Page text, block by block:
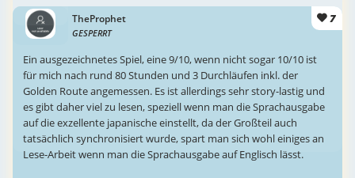
TheProphet
GESPERRT
7
Ein ausgezeichnetes Spiel, eine 9/10, wenn nicht sogar 10/10 ist
für mich nach rund 80 Stunden und 3 Durchläufen inkl. der
Golden Route angemessen. Es ist allerdings sehr story-lastig und
es gibt daher viel zu lesen, speziell wenn man die Sprachausgabe
auf die exzellente japanische einstellt, da der Großteil auch
tatsächlich synchronisiert wurde, spart man sich wohl einiges an
Lese-Arbeit wenn man die Sprachausgabe auf Englisch lässt.